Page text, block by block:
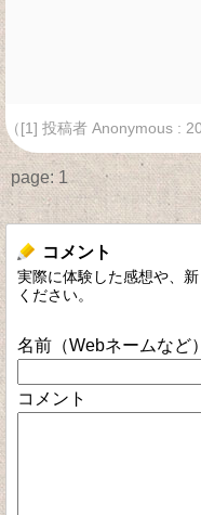
（[1] 投稿者 Anonymous :
page: 1
コメント
実際に体験した感想や、
ください。
名前（Webネームなど）
コメント